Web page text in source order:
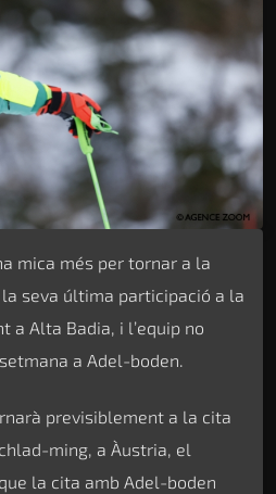
mica més per tornar a la
seva última participació a la
a Alta Badia, i l’equip no
a Adel-boden.
previsiblement a la cita
ming, a Àustria, el
la cita amb Adel-boden